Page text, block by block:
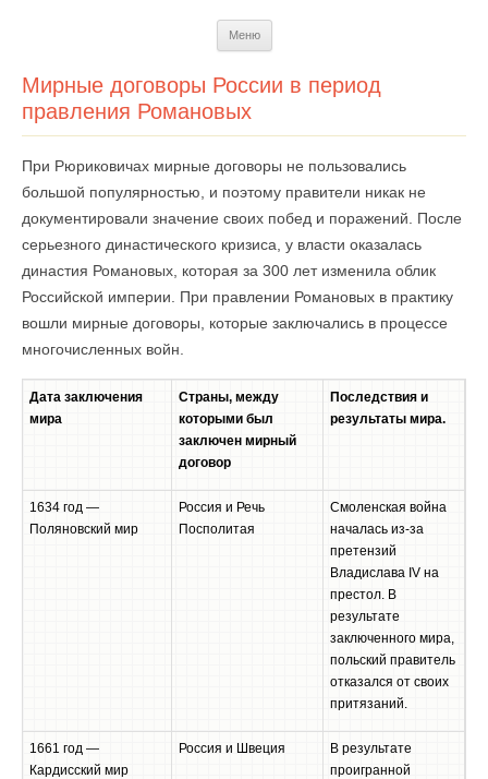
Меню
Мирные договоры России в период
правления Романовых
При Рюриковичах мирные договоры не пользовались
большой популярностью, и поэтому правители никак не
документировали значение своих побед и поражений. После
серьезного династического кризиса, у власти оказалась
династия Романовых, которая за 300 лет изменила облик
Российской империи. При правлении Романовых в практику
вошли мирные договоры, которые заключались в процессе
многочисленных войн.
Дата заключения
мира
Страны, между
которыми был
заключен мирный
договор
Последствия и
результаты мира.
1634 год —
Поляновский мир
Россия и Речь
Посполитая
Смоленская война
началась из-за
претензий
Владислава IV на
престол. В
результате
заключенного мира,
польский правитель
отказался от своих
притязаний.
1661 год —
Кардисский мир
Россия и Швеция
В результате
проигранной